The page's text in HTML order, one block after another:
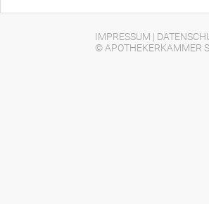
IMPRESSUM |
© APOTHEKERKAMMER